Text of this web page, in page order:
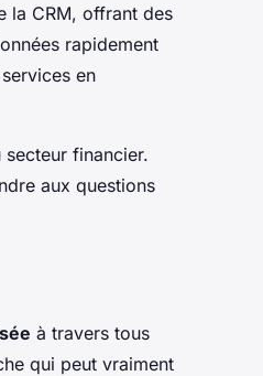
la CRM, offrant des
rapidement
en
financier.
aux questions
à travers tous
qui peut vraiment